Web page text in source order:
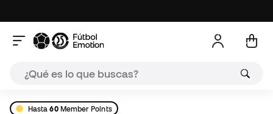
Hasta60Member Points